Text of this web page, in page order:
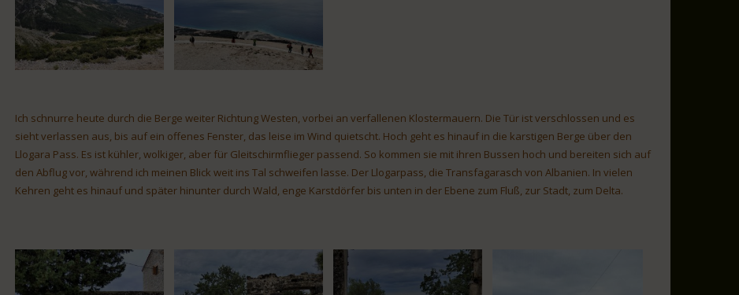
Ich schnurre heute durch die Berge weiter Richtung Westen, vorbei an verfallenen Klostermauern. Die Tür ist verschlossen und es
sieht verlassen aus, bis auf ein offenes Fenster, das leise im Wind quietscht. Hoch geht es hinauf in die karstigen Berge über den
Llogara Pass. Es ist kühler, wolkiger, aber für Gleitschirmflieger passend. So kommen sie mit ihren Bussen hoch und bereiten sich auf
den Abflug vor, während ich meinen Blick weit ins Tal schweifen lasse. Der Llogarpass, die Transfagarasch von Albanien. In vielen
Kehren geht es hinauf und später hinunter durch Wald, enge Karstdörfer bis unten in der Ebene zum Fluß, zur Stadt, zum Delta.